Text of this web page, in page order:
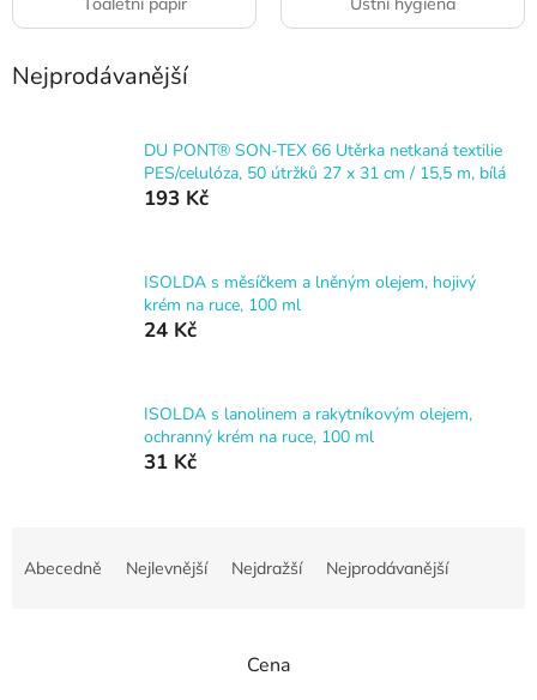
Nejprodávanější
DU PONT® SON-TEX 66 Utěrka netkaná textilie
PES/celulóza, 50 útržků 27 x 31 cm / 15,5 m, bílá
193 Kč
ISOLDA s měsíčkem a lněným olejem, hojivý
krém na ruce, 100 ml
24 Kč
ISOLDA s lanolinem a rakytníkovým olejem,
ochranný krém na ruce, 100 ml
31 Kč
Abecedně Nejlevnější Nejdražší Nejprodávanější
Cena